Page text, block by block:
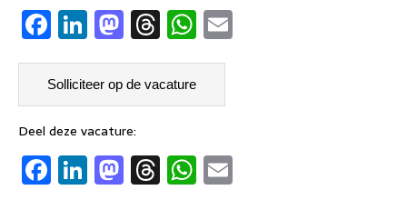
F
a
c
e
b
o
o
Li
n
k
e
dI
n
M
a
st
o
d
o
n
T
h
re
a
s
W
h
s
p
p
Deel deze vacature:
F
a
Li
n
M
a
T
h
W
h